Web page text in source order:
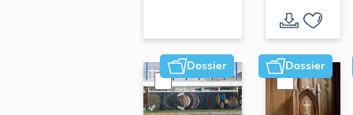
Dossier Dossier